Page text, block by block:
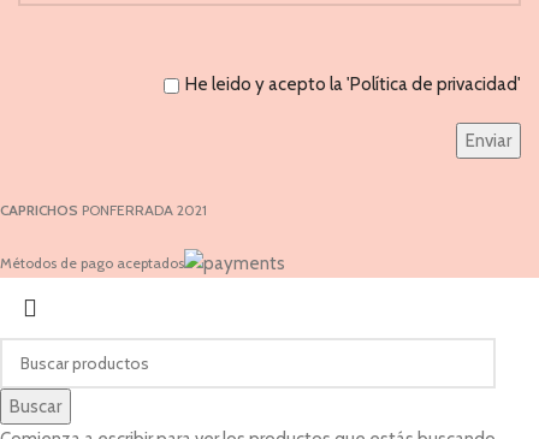
He leido y acepto la 'Política de privacidad'
CAPRICHOS PONFERRADA 2021
Métodos de pago aceptados
Buscar